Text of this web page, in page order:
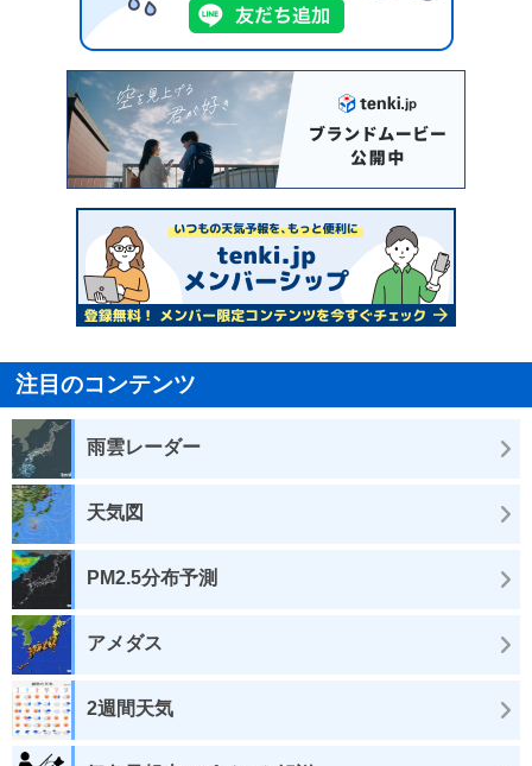
注目のコンテンツ
雨雲レーダー
天気図
PM2.5分布予測
アメダス
2週間天気